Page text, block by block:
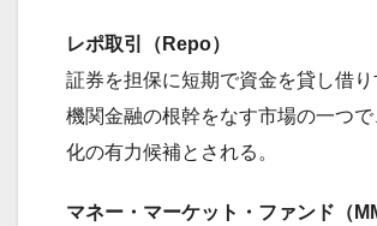
レポ取引（Repo）
証券を担保に短期で資金を貸し借り
機関金融の根幹をなす市場の一つ
化の有力候補とされる。
マネー・マーケット・ファンド（